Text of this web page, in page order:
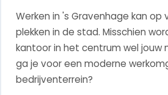
Werken in 's Gravenhage kan op
plekken in de stad. Misschien
kantoor in het centrum wel jouw
ga je voor een moderne
bedrijventerrein?